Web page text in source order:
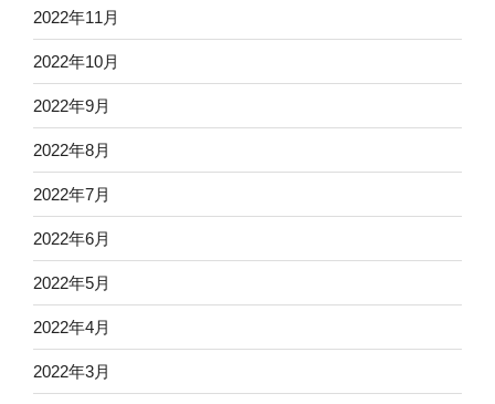
2022年11月
2022年10月
2022年9月
2022年8月
2022年7月
2022年6月
2022年5月
2022年4月
2022年3月